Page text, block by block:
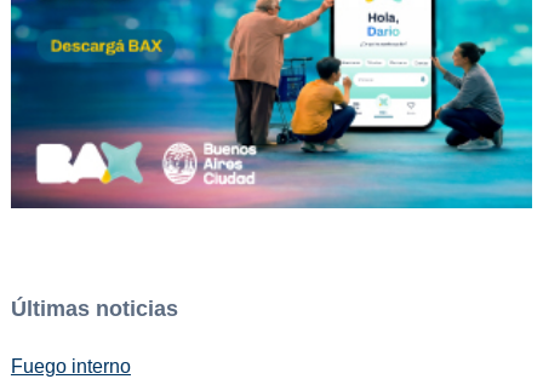
Últimas noticias
Fuego interno